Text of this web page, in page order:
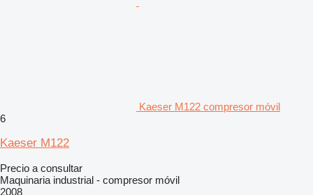
Kaeser M122 compresor móvil
6
Kaeser M122
Precio a consultar
Maquinaria industrial - compresor móvil
2008